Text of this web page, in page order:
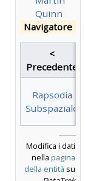
Quinn
Navigatore
<
Precedente
Rapsodia
Subspaziale
Modifica i dati
nella pagina
della entità su